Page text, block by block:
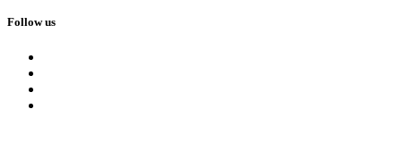
Follow us